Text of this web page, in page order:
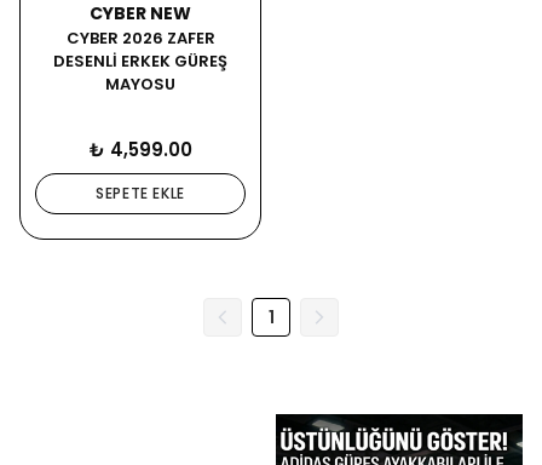
CYBER NEW
CYBER 2026 ZAFER
DESENLİ ERKEK GÜREŞ
MAYOSU
₺ 4,599.00
SEPETE EKLE
1